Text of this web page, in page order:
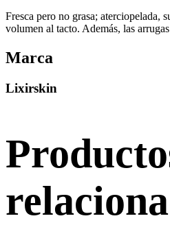
Fresca pero no grasa; aterciopelada,
volumen al tacto. Además, las
Marca
Lixirskin